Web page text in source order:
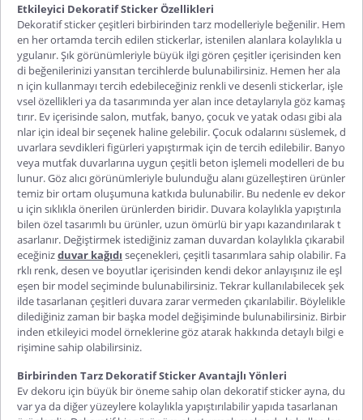
Etkileyici Dekoratif Sticker Özellikleri
Dekoratif sticker çeşitleri birbirinden tarz modelleriyle beğenilir. Hem
en her ortamda tercih edilen stickerlar, istenilen alanlara kolaylıkla u
ygulanır. Şık görünümleriyle büyük ilgi gören çeşitler içerisinden ken
di beğenilerinizi yansıtan tercihlerde bulunabilirsiniz. Hemen her ala
n için kullanmayı tercih edebileceğiniz renkli ve desenli stickerlar, işle
vsel özellikleri ya da tasarımında yer alan ince detaylarıyla göz kamaş
tırır. Ev içerisinde salon, mutfak, banyo, çocuk ve yatak odası gibi ala
nlar için ideal bir seçenek haline gelebilir. Çocuk odalarını süslemek, d
uvarlara sevdikleri figürleri yapıştırmak için de tercih edilebilir. Banyo
veya mutfak duvarlarına uygun çeşitli beton işlemeli modelleri de bu
lunur. Göz alıcı görünümleriyle bulunduğu alanı güzelleştiren ürünler
temiz bir ortam oluşumuna katkıda bulunabilir. Bu nedenle ev dekor
u için sıklıkla önerilen ürünlerden biridir. Duvara kolaylıkla yapıştırıla
bilen özel tasarımlı bu ürünler, uzun ömürlü bir yapı kazandırılarak t
asarlanır. Değiştirmek istediğiniz zaman duvardan kolaylıkla çıkarabil
eceğinizduvar kağıdı seçenekleri, çeşitli tasarımlara sahip olabilir. Fa
rklı renk, desen ve boyutlar içerisinden kendi dekor anlayışınız ile eşl
eşen bir model seçiminde bulunabilirsiniz. Tekrar kullanılabilecek şek
ilde tasarlanan çeşitleri duvara zarar vermeden çıkarılabilir. Böylelikle
dilediğiniz zaman bir başka model değişiminde bulunabilirsiniz. Birbir
inden etkileyici model örneklerine göz atarak hakkında detaylı bilgi e
rişimine sahip olabilirsiniz.
Birbirinden Tarz Dekoratif Sticker Avantajlı Yönleri
Ev dekoru için büyük bir öneme sahip olan dekoratif sticker ayna, du
var ya da diğer yüzeylere kolaylıkla yapıştırılabilir yapıda tasarlanan